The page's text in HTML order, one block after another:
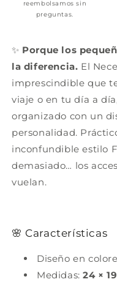
reembolsamos sin
preguntas.
✨ Porque los
la diferencia. El
imprescindible que
viaje o en tu día a
organizado con un
personalidad.
inconfundible estilo
demasiado… los
vuelan.
🌸 Características
Diseño en
Medidas:24 ×